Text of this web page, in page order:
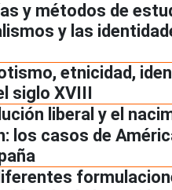
y métodos de
y las
etnicidad,
siglo XVIII
liberal y el
los casos de